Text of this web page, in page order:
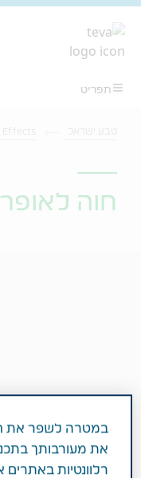
חוה לאופר
במטרה לשפר את
את מעורבותך
רלוונטיות